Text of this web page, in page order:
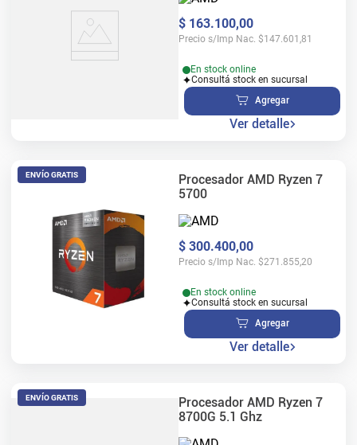
$ 163.100,00
Precio s/Imp Nac. $147.601,81
En stock online
Consultá stock en sucursal
Agregar
Ver detalle
ENVÍO GRATIS
Procesador AMD Ryzen 7
5700
$ 300.400,00
Precio s/Imp Nac. $271.855,20
En stock online
Consultá stock en sucursal
Agregar
Ver detalle
ENVÍO GRATIS
Procesador AMD Ryzen 7
8700G 5.1 Ghz